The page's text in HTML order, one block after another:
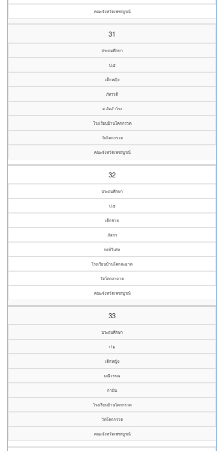
คณะจังหวัดเพชรบูรณ์
31
ประถมศึกษา
ป.๕
เด็กหญิง
ภัทรวดี
ด.ลัดสำโรง
โรงเรียนบ้านโคกกรวด
วัดโคกกรวด
คณะจังหวัดเพชรบูรณ์
32
ประถมศึกษา
ป.๕
เด็กชาย
ภัสกร
หงษ์วิเศษ
โรงเรียนบ้านโคกสะอาด
วัดโคกสะอาด
คณะจังหวัดเพชรบูรณ์
33
ประถมศึกษา
ป.๖
เด็กหญิง
มณีวรรณ
กามิน
โรงเรียนบ้านโคกกรวด
วัดโคกกรวด
คณะจังหวัดเพชรบูรณ์